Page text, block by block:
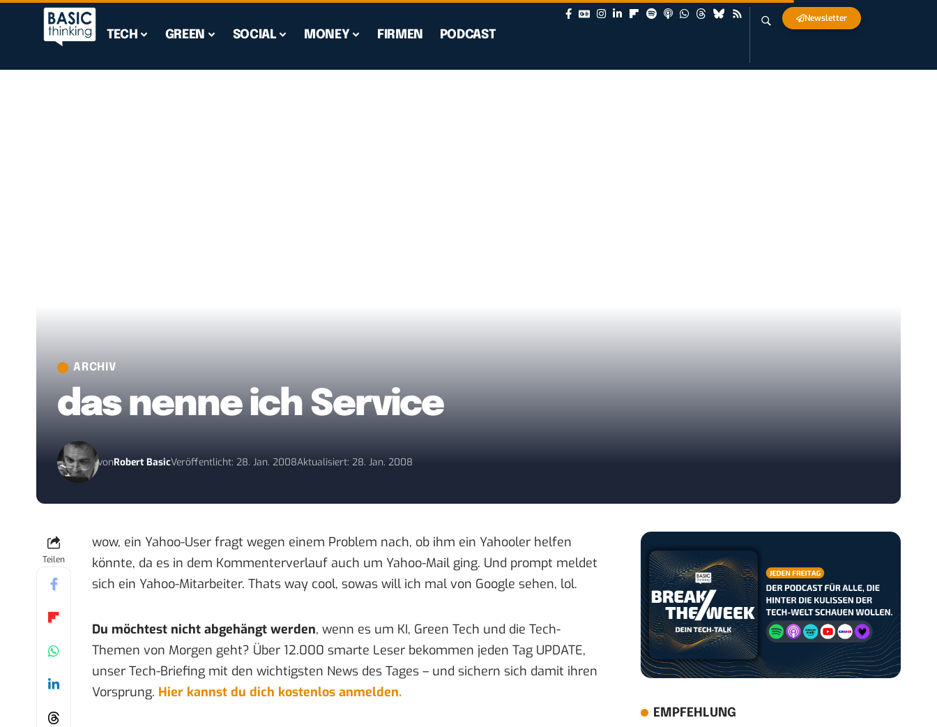
TECH GREEN SOCIAL MONEY FIRMEN PODCAST
Newsletter
ARCHIV
das nenne ich Service
vonRobert BasicVeröffentlicht: 28. Jan. 2008Aktualisiert: 28. Jan. 2008
Teilen
wow, ein Yahoo-User fragt wegen einem Problem nach, ob ihm ein Yahooler helfen
könnte, da es in dem Kommenterverlauf auch um Yahoo-Mail ging. Und prompt meldet
sich ein Yahoo-Mitarbeiter. Thats way cool, sowas will ich mal von Google sehen, lol.
Du möchtest nicht abgehängt werden, wenn es um KI, Green Tech und die Tech-
Themen von Morgen geht? Über 12.000 smarte Leser bekommen jeden Tag UPDATE,
unser Tech-Briefing mit den wichtigsten News des Tages – und sichern sich damit ihren
Vorsprung. Hier kannst du dich kostenlos anmelden.
EMPFEHLUNG